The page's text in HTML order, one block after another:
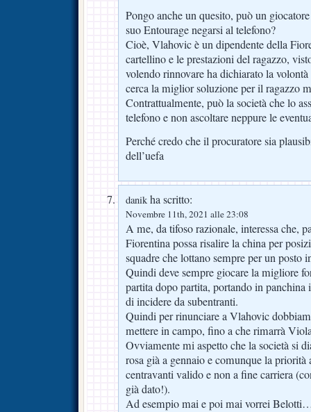
Pongo anche un quesito, può un
suo Entourage negarsi al telefono?
Cioè, Vlahovic è un dipendente della
cartellino e le prestazioni del ragazzo,
volendo rinnovare ha dichiarato la
cerca la miglior soluzione per il ragazzo
Contrattualmente, può la società che lo
telefono e non ascoltare neppure le
Perché credo che il procuratore sia
dell’uefa
danik ha scritto:
Novembre 11th, 2021 alle 23:08
A me, da tifoso razionale, interessa che,
Fiorentina possa risalire la china per
squadre che lottano sempre per un posto
Quindi deve sempre giocare la migliore
partita dopo partita, portando in
di incidere da subentranti.
Quindi per rinunciare a Vlahovic
mettere in campo, fino a che rimarrà
Ovviamente mi aspetto che la società si
rosa già a gennaio e comunque la priorità
centravanti valido e non a fine carriera
già dato!).
Ad esempio mai e poi mai vorrei